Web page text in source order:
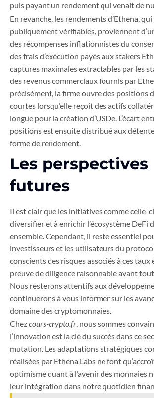
puis payant un rendement qui venait de
En revanche, les rendements d’Ethena,
publiquement vérifiables, proviennent
des récompenses inflationnistes du
des frais d’exécution payés aux stakers
captures maximales extractables par les
des revenus commerciaux fournis par
précisément, la firme ouvre des positions
courtes lorsqu’elle reçoit des actifs
longue pour la création d’USDe. L’écart
positions est ensuite distribué aux
forme de rendement.
Les perspectives
futures
Il est clair que les initiatives comme celle-
diversifier et à enrichir l’écosystème DeFi
ensemble. Cependant, il reste essentiel
investisseurs et les utilisateurs du
conscients des risques associés à ces taux
preuve de diligence raisonnable avant
Nous resterons attentifs aux
continuerons à vous informer sur les
domaine des cryptomonnaies.
Chezcours-crypto.fr, nous sommes
l’innovation est la clé du succès dans ce
mutation. Les adaptations stratégiques
réalisées par Ethena Labs ne font
optimisme quant à l’avenir des monnaies
leur intégration dans notre quotidien